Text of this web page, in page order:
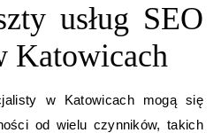
usług SEO
Katowicach
w Katowicach mogą się
od wielu czynników, takich